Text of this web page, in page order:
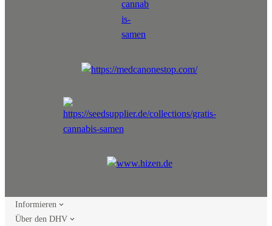
Informieren
Über den DHV